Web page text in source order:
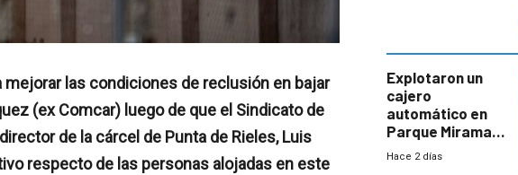
las condiciones de reclusión en bajar
(ex Comcar) luego de que el Sindicato de
de la cárcel de Punta de Rieles, Luis
respecto de las personas alojadas en este
con mayor
miedo”
Explotaron un
cajero
automático en
Parque Miramar;
hay 3 detenidos
Hace 2 días